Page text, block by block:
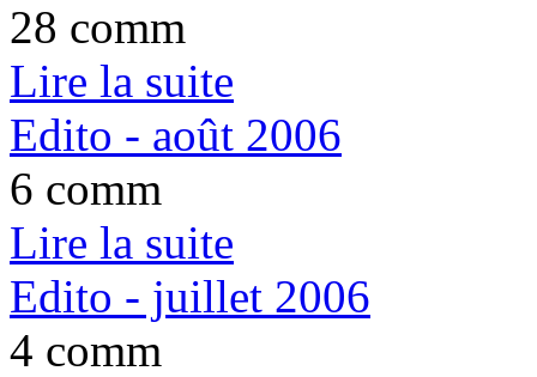
28 comm
Lire la suite
Edito - août 2006
6 comm
Lire la suite
Edito - juillet 2006
4 comm